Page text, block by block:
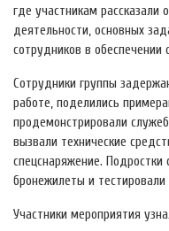
где участникам рассказали
деятельности, основных
сотрудников в обеспечении
Сотрудники группы
работе, поделились
продемонстрировали
вызвали технические
спецснаряжение.
бронежилеты и тестировали
Участники мероприятия